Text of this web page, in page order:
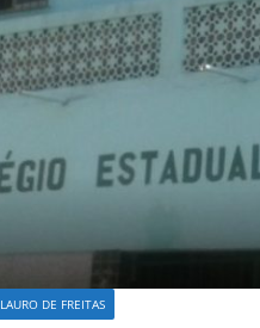
LAURO DE FREITAS